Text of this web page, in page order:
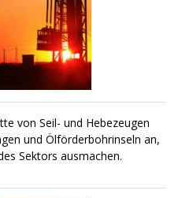
von Seil- und Hebezeugen
und Ölförderbohrinseln an,
Sektors ausmachen.